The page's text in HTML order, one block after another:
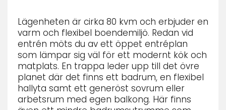
Lägenheten är cirka 80 kvm och erbjuder en
varm och flexibel boendemiljö. Redan vid
entrén möts du av ett öppet entréplan
som lämpar sig väl för ett modernt kök och
matplats. En trappa leder upp till det övre
planet där det finns ett badrum, en flexibel
hallyta samt ett generöst sovrum eller
arbetsrum med egen balkong. Här finns